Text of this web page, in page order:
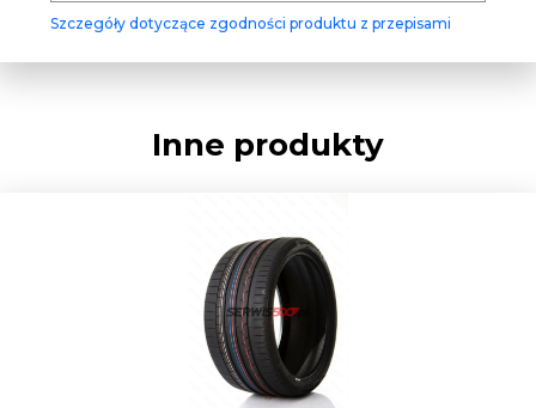
Szczegóły dotyczące zgodności produktu z przepisami
Inne produkty